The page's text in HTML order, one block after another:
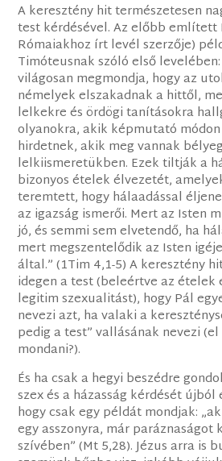
A keresztény hit természetesen
test kérdésével. Az előbb említett
Rómaiakhoz írt levél szerzője)
Timóteusnak szóló első
világosan megmondja, hogy az
némelyek elszakadnak a hittől,
lelkekre és ördögi tanításokra
olyanokra, akik képmutató
hirdetnek, akik meg vannak
lelkiismeretükben. Ezek tiltják a
bizonyos ételek élvezetét,
teremtett, hogy hálaadással
az igazság ismerői. Mert az Isten
jó, és semmi sem elvetendő, ha
mert megszentelődik az Isten
által.” (1Tim 4,1-5) A keresztény
idegen a test (beleértve az ételek
legitim szexualitást), hogy Pál
nevezi azt, ha valaki a
pedig a test” vallásának nevezi
mondani?).
És ha csak a hegyi beszédre
szex és a házasság kérdését
hogy csak egy példát mondjak:
egy asszonyra, már
szívében” (Mt 5,28). Jézus arra is